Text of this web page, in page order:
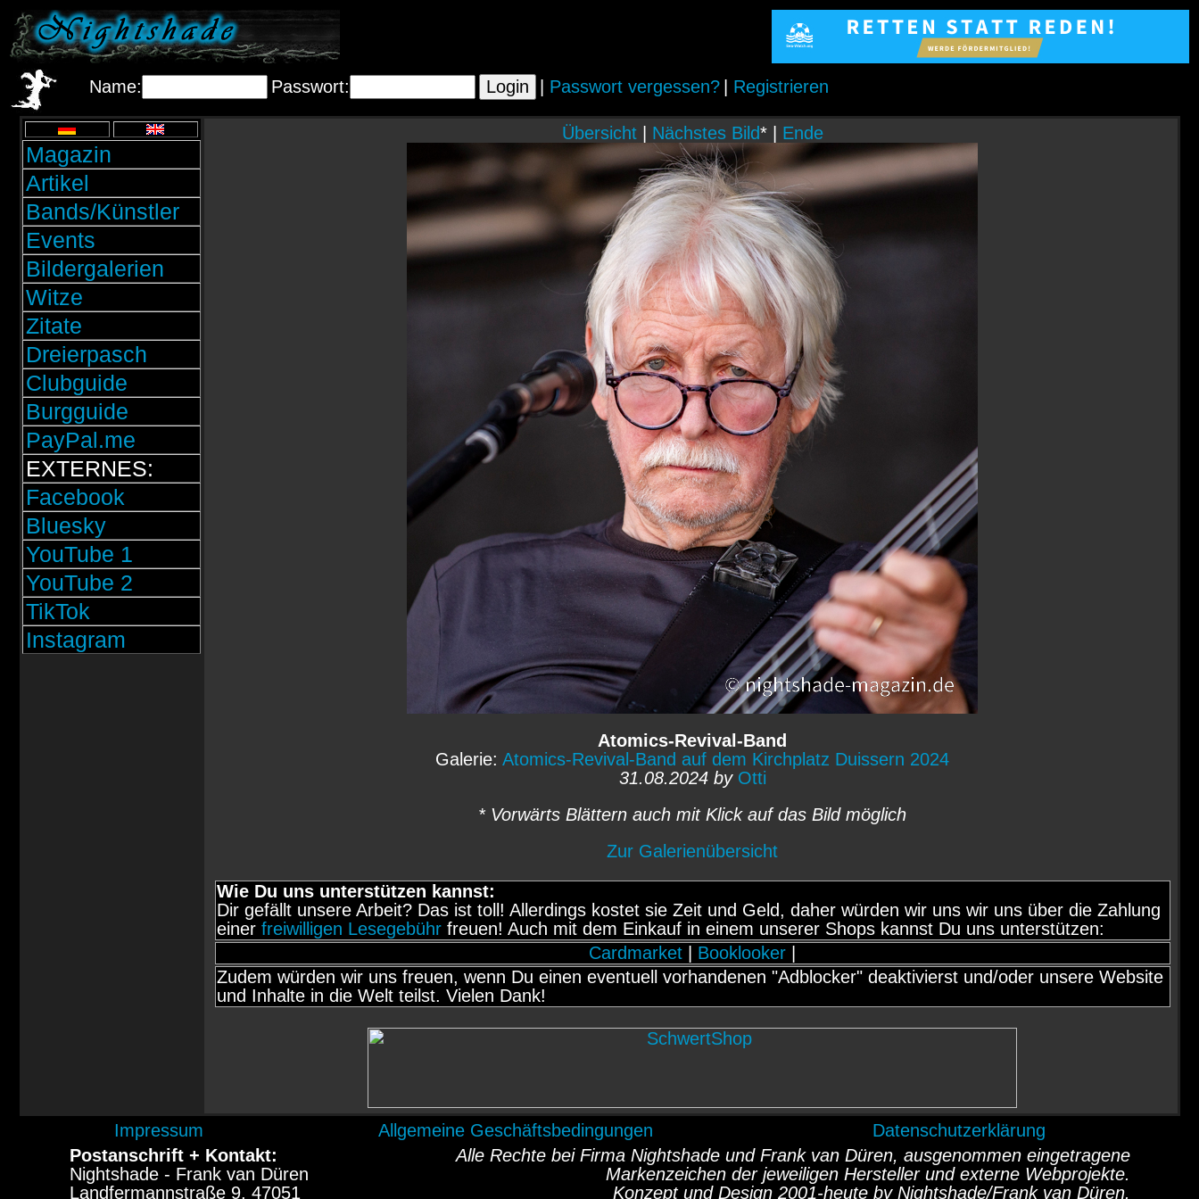
Name: Passwort: Passwort vergessen? Registrieren
Magazin
Artikel
Bands/Künstler
Events
Bildergalerien
Witze
Zitate
Dreierpasch
Clubguide
Burgguide
PayPal.me
EXTERNES:
Facebook
Bluesky
YouTube 1
YouTube 2
TikTok
Instagram
Übersicht| Nächstes Bild* | Ende
Atomics-Revival-Band
Galerie: Atomics-Revival-Band auf dem Kirchplatz Duissern 2024
31.08.2024 by Otti
* Vorwärts Blättern auch mit Klick auf das Bild möglich
Zur Galerienübersicht
Wie Du uns unterstützen kannst:
Dir gefällt unsere Arbeit? Das ist toll! Allerdings kostet sie Zeit und Geld, daher würden wir uns wir uns über die Zahlung
einer freiwilligen Lesegebührfreuen! Auch mit dem Einkauf in einem unserer Shops kannst Du uns unterstützen:
Cardmarket
Booklooker
Zudem würden wir uns freuen, wenn Du einen eventuell vorhandenen "Adblocker" deaktivierst und/oder unsere Website
und Inhalte in die Welt teilst. Vielen Dank!
Impressum Allgemeine Geschäftsbedingungen
Datenschutzerklärung
Postanschrift + Kontakt:
Nightshade - Frank van Düren
Landfermannstraße 9, 47051
Alle Rechte bei Firma Nightshade und Frank van Düren, ausgenommen eingetragene
Markenzeichen der jeweiligen Hersteller und externe Webprojekte.
Konzept und Design 2001-heute by Nightshade/Frank van Düren.